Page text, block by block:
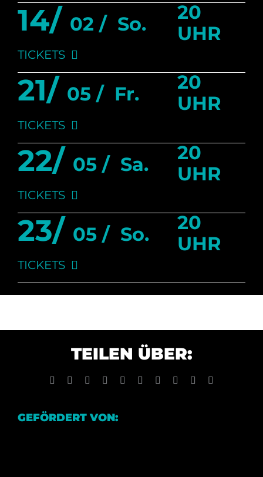
14/ 02 / So.
20
UHR
TICKETS
21/ 05 / Fr.
20
UHR
TICKETS
22/ 05 / Sa.
20
UHR
TICKETS
23/ 05 / So.
20
UHR
TICKETS
TEILEN ÜBER:
Facebook Reddit LinkedInWhatsApp
TumblrPinterest Xing
GEFÖRDERT VON: